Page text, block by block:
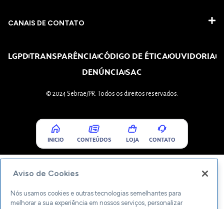
CANAIS DE CONTATO
LGPDTRANSPARÊNCIACÓDIGO DE ÉTICAOUVIDORIA
DENÚNCIASAC
© 2024 Sebrae/PR. Todos os direitos reservados.
INICIO CONTEÚDOS LOJA CONTATO
Aviso de Cookies
Nós usamos cookies e outras tecnologias semelhantes para
melhorar a sua experiência em nossos serviços, personalizar